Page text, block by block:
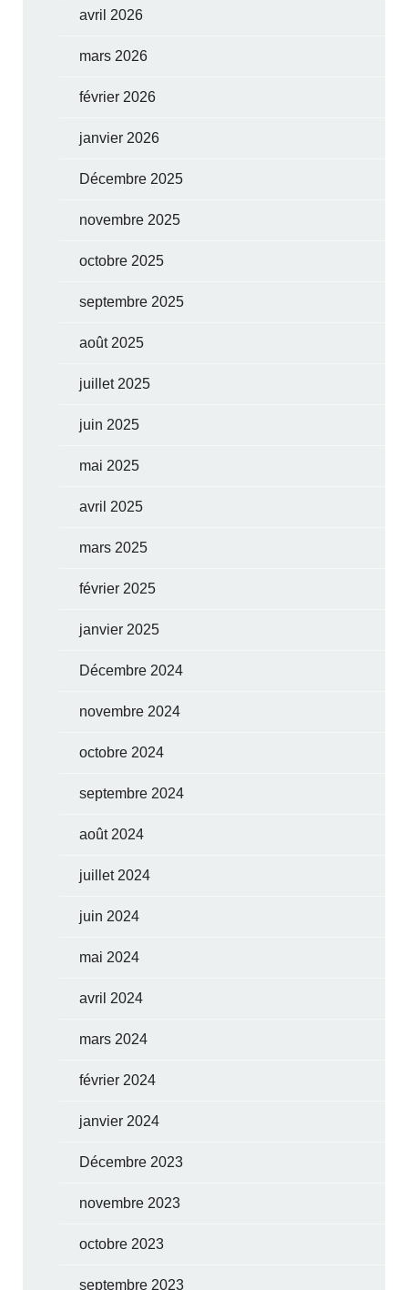
avril 2026
mars 2026
février 2026
janvier 2026
Décembre 2025
novembre 2025
octobre 2025
septembre 2025
août 2025
juillet 2025
juin 2025
mai 2025
avril 2025
mars 2025
février 2025
janvier 2025
Décembre 2024
novembre 2024
octobre 2024
septembre 2024
août 2024
juillet 2024
juin 2024
mai 2024
avril 2024
mars 2024
février 2024
janvier 2024
Décembre 2023
novembre 2023
octobre 2023
septembre 2023